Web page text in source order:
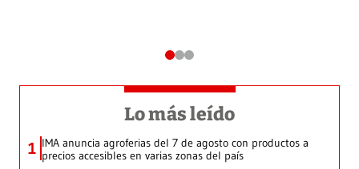
Lo más leído
1 IMA anuncia agroferias del 7 de agosto con productos a
precios accesibles en varias zonas del país